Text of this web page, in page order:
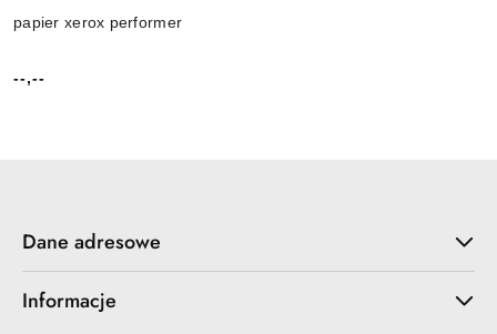
papier xerox performer
Cena:
--,--
Dane adresowe
Informacje